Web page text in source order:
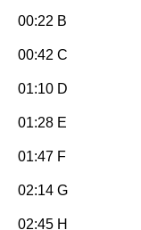
00:22 B
00:42 C
01:10 D
01:28 E
01:47 F
02:14 G
02:45 H